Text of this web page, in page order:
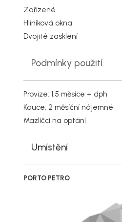
Zařízené
Hliníková okna
Dvojité zasklení
Podmínky použití
Provize: 1,5 měsíce + dph
Kauce: 2 měsíční nájemné
Mazlíčci na optání
Umístění
PORTO PETRO